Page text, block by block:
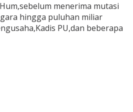
menerima mutasi
hingga puluhan miliar
PU,dan beberapa